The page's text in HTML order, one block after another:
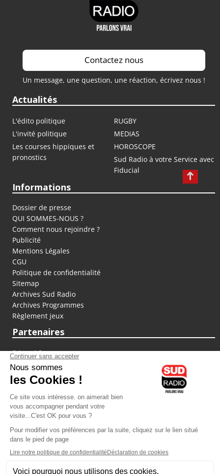
Contactez nous
Un message, une question, une réaction, écrivez nous !
Actualités
L'édito politique
RUGBY
L'invité politique
MEDIAS
Les courses hippiques et
pronostics
HOROSCOPE
Sud Radio à votre Service avec
Fiducial
Informations
Dossier de presse
QUI SOMMES-NOUS ?
Comment nous rejoindre ?
Publicité
Mentions Légales
CGU
Politique de confidentialité
Sitemap
Archives Sud Radio
Archives Programmes
Règlement jeux
Partenaires
fiducial.fr
lyoncapitale.fr
olympique-et-lyonnais.com
L'application Iphone / Android
Téléchargez l'application
Les cookies
Gestion des cookies